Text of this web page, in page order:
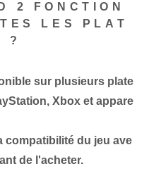
2‌ FONCTION
LES PLAT
?
sur plusieurs plate
Xbox et appare
compatibilité du jeu ave
de l'acheter.